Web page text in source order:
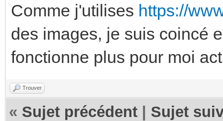
Comme j'utilises https://
des images, je suis coincé
fonctionne plus pour moi
Trouver
« Sujet précédent Sujet